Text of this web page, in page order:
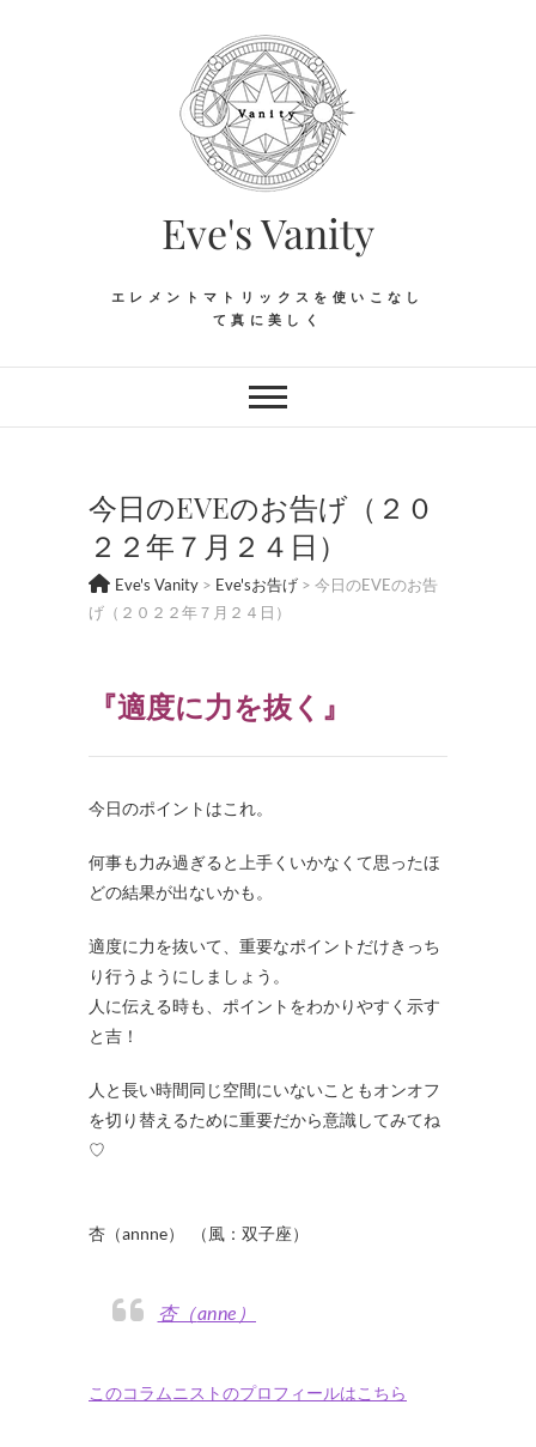
Eve's Vanity
エレメントマトリックスを使いこなし
て真に美しく
今日のEVEのお告げ（２０
２２年７月２４日）
Eve's Vanity > Eve'sお告げ > 今日のEVEのお告
げ（２０２２年７月２４日）
『適度に力を抜く』
今日のポイントはこれ。
何事も力み過ぎると上手くいかなくて思ったほ
どの結果が出ないかも。
適度に力を抜いて、重要なポイントだけきっち
り行うようにしましょう。
人に伝える時も、ポイントをわかりやすく示す
と吉！
人と長い時間同じ空間にいないこともオンオフ
を切り替えるために重要だから意識してみてね
♡
杏（annne） （風：双子座）
杏（anne）
このコラムニストのプロフィールはこちら